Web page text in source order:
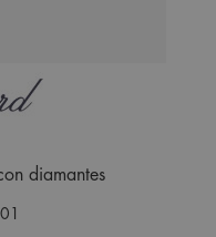
diamantes